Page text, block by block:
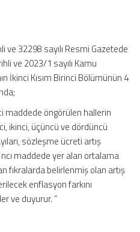
32298 sayılı Resmi Gazetede
ve 2023/1 sayılı Kamu
İkinci Kısım Birinci Bölümünün 4
maddede öngörülen hallerin
ikinci, üçüncü ve dördüncü
sözleşme ücreti artış
ncı maddede yer alan ortalama
fıkralarda belirlenmiş olan artış
enflasyon farkını
ve duyurur. ”